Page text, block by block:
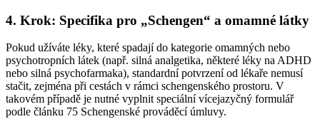
4. Krok: Specifika pro „Schengen“ a omamné látky
Pokud užíváte léky, které spadají do kategorie omamných nebo
psychotropních látek (např. silná analgetika, některé léky na ADHD
nebo silná psychofarmaka), standardní potvrzení od lékaře nemusí
stačit, zejména při cestách v rámci schengenského prostoru. V
takovém případě je nutné vyplnit speciální vícejazyčný formulář
podle článku 75 Schengenské prováděcí úmluvy.